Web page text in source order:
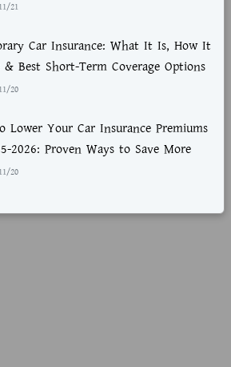
21
Car Insurance: What It Is, How It
& Best Short-Term Coverage Options
20
Lower Your Car Insurance Premiums
2026: Proven Ways to Save More
20